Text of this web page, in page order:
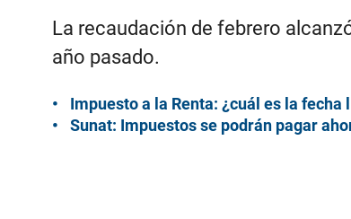
La recaudación de febrero
año pasado.
Impuesto a la Renta: ¿cuál es la
Sunat: Impuestos se podrán pagar